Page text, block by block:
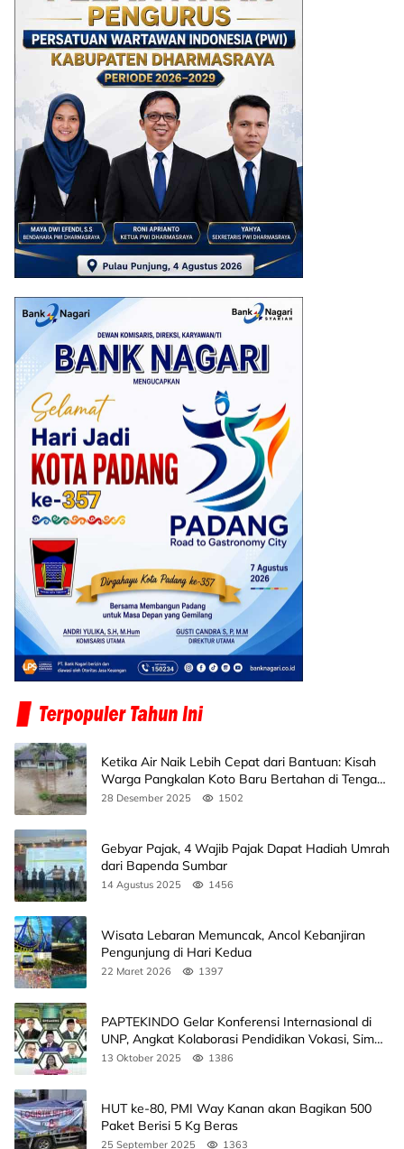
Ketika Air Naik Lebih Cepat dari Bantuan: Kisah
Warga Pangkalan Koto Baru Bertahan di Tengah
Banjir
28 Desember 2025 1502
Gebyar Pajak, 4 Wajib Pajak Dapat Hadiah Umrah
dari Bapenda Sumbar
14 Agustus 2025 1456
Wisata Lebaran Memuncak, Ancol Kebanjiran
Pengunjung di Hari Kedua
22 Maret 2026 1397
PAPTEKINDO Gelar Konferensi Internasional di
UNP, Angkat Kolaborasi Pendidikan Vokasi, Simak
Agendanya
13 Oktober 2025 1386
HUT ke-80, PMI Way Kanan akan Bagikan 500
Paket Berisi 5 Kg Beras
25 September 2025 1363